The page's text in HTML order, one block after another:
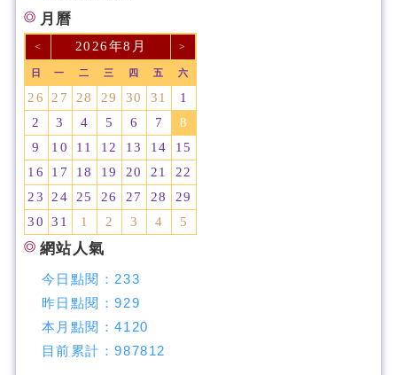
月曆
< 2026年8月 >
日 一 二 三 四 五 六
26 27 28 29 30 31
1
2
3 4 5 6 7
8
9
10 11 12 13 14
15
16
17 18 19 20 21
22
23
24 25 26 27 28
29
30
31 1 2 3 4 5
網站人氣
今日點閱： 233
昨日點閱：929
本月點閱：4120
目前累計：987812